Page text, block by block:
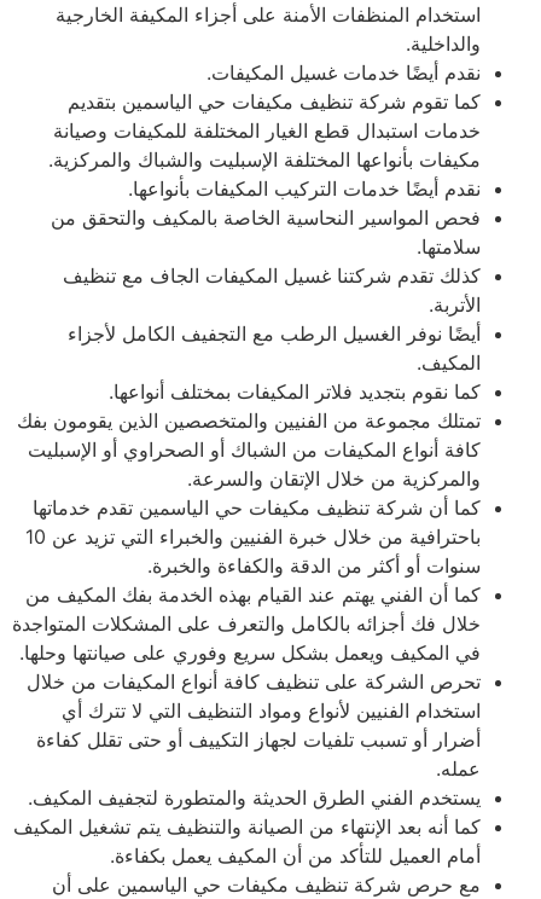
استخدام المنظفات الأمنة على أجزاء المكيفة الخارجية
والداخلية.
نقدم أيضًا خدمات غسيل المكيفات.
كما تقوم شركة تنظيف مكيفات حي الياسمين بتقديم
خدمات استبدال قطع الغيار المختلفة للمكيفات وصيانة
مكيفات بأنواعها المختلفة الإسبليت والشباك والمركزية.
نقدم أيضًا خدمات التركيب المكيفات بأنواعها.
فحص المواسير النحاسية الخاصة بالمكيف والتحقق من
سلامتها.
كذلك تقدم شركتنا غسيل المكيفات الجاف مع تنظيف
الأتربة.
أيضًا نوفر الغسيل الرطب مع التجفيف الكامل لأجزاء
المكيف.
كما نقوم بتجديد فلاتر المكيفات بمختلف أنواعها.
تمتلك مجموعة من الفنيين والمتخصصين الذين يقومون بفك
كافة أنواع المكيفات من الشباك أو الصحراوي أو الإسبليت
والمركزية من خلال الإتقان والسرعة.
كما أن شركة تنظيف مكيفات حي الياسمين تقدم خدماتها
باحترافية من خلال خبرة الفنيين والخبراء التي تزيد عن 10
سنوات أو أكثر من الدقة والكفاءة والخبرة.
كما أن الفني يهتم عند القيام بهذه الخدمة بفك المكيف من
خلال فك أجزائه بالكامل والتعرف على المشكلات المتواجدة
في المكيف ويعمل بشكل سريع وفوري على صيانتها وحلها.
تحرص الشركة على تنظيف كافة أنواع المكيفات من خلال
استخدام الفنيين لأنواع ومواد التنظيف التي لا تترك أي
أضرار أو تسبب تلفيات لجهاز التكييف أو حتى تقلل كفاءة
عمله.
يستخدم الفني الطرق الحديثة والمتطورة لتجفيف المكيف.
كما أنه بعد الإنتهاء من الصيانة والتنظيف يتم تشغيل المكيف
أمام العميل للتأكد من أن المكيف يعمل بكفاءة.
مع حرص شركة تنظيف مكيفات حي الياسمين على أن